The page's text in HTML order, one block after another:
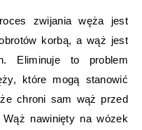
zwijania węża jest
korbą, a wąż jest
Eliminuje to problem
które mogą stanowić
chroni sam wąż przed
nawinięty na wózek